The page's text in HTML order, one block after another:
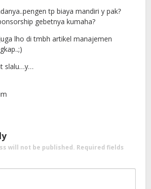
tp biaya mandiri y pak?
gebetnya kumaha?
lho di tmbh artikel manajemen
slalu…y…
will not be published. Required fields